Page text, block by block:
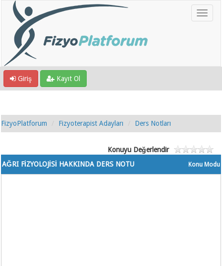
Giriş Kayıt Ol
FizyoPlatforum Fizyoterapist Adayları Ders Notları
Konuyu Değerlendir
Konu Modu
AĞRI FİZYOLOJİSİ HAKKINDA DERS NOTU